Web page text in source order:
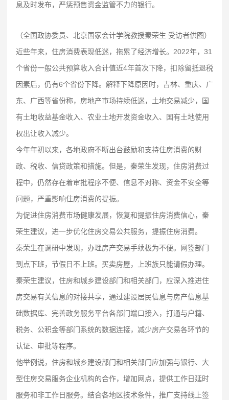
息及时发布，严惩预售资金监管不力的银行。
（全国政协委员、北京国家会计学院教授秦荣生 受访者供图）
近些年来，住房消费表现低迷，拖累了经济增长。2022年，31
个省份一般公共预算收入合计值近4年首次下降，扣除留抵退税
因素后，仍有6个省份下降。解释下降原因时，吉林、重庆、广
东、广西等省份称，房地产市场持续低迷，土地交易减少，国
有土地收益基金收入、农业土地开发资金收入、国有土地使用
权出让收入减少。
今年年初以来，各地政府不断出台鼓励和支持住房消费的财
政、税收、信贷政策和措施。但是，秦荣生发现，住房消费过
程中，仍然存在着审批程序不便、信息不对称、资金不安全等
问题，严重影响住房消费的提振。
为促进住房消费市场健康发展，恢复和提振住房消费信心，秦
荣生建议，进一步优化住房交易公共服务，提振住房消费。
秦荣生在调研中发现，办理房产交易手续极为不便。网签部门
到点下班，节假日不上班。买卖房屋，上班族只能请假办理。
秦荣生建议，住房和城乡建设部门和相关部门，应深入推进住
房交易有关信息的对接共享，通过建设居民信息与房产信息基
础数据库、完善政务服务平台各部门端口接入，打通与户籍、
税务、公积金等部门系统的数据连接，减少房产交易各环节的
认证、审批等程序。
他举例说，住房和城乡建设部门和相关部门应加强与银行、大
型住房交易服务企业机构的合作，增加网点，提供工作日延时
服务和非工作日服务。结合各地区技术条件，推广支持线上签